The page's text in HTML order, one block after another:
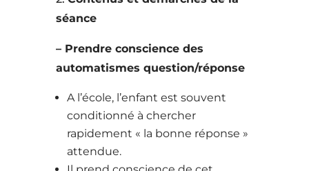
séance
– Prendre conscience des
automatismes question/réponse
A l’école, l’enfant est souvent
conditionné à chercher
rapidement « la bonne réponse »
attendue.